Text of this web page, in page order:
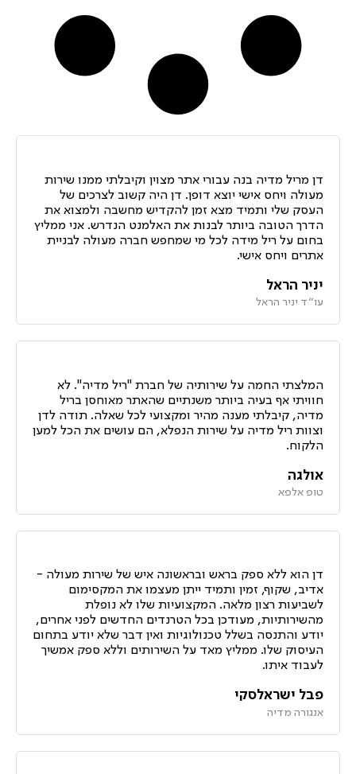
דן מריל מדיה בנה עבורי אתר מצוין וקיבלתי ממנו שירות
מעולה ויחס אישי יוצא דופן. דן היה קשוב לצרכים של
העסק שלי ותמיד מצא זמן להקדיש מחשבה ולמצוא את
הדרך הטובה ביותר לבנות את האלמנט הנדרש. אני ממליץ
בחום על ריל מידה לכל מי שמחפש חברה מעולה לבניית
אתרים ויחס אישי.
יניר הראל
עו״ד יניר הראל
המלצתי החמה על שירותיה של חברת "ריל מדיה". לא
חוויתי אף בעיה ביותר משנתיים שהאתר מאוחסן בריל
מדיה, קיבלתי מענה מהיר ומקצועי לכל שאלה. תודה לדן
וצוות ריל מדיה על שירות הנפלא, הם עושים את הכל למען
הלקוח.
אולגה
טופ אלפא
דן הוא ללא ספק בראש ובראשונה איש של שירות מעולה -
אדיב, שקוף, זמין ותמיד ייתן מעצמו את המקסימום
לשביעות רצון מלאה. המקצועיות שלו לא נופלת
מהשירותיות, מעודכן בכל הטרנדים החדשים לפני אחרים,
יודע והתנסה בשלל טכנולוגיות ואין דבר שלא יודע בתחום
העיסוק שלו. ממליץ מאד על השירותים וללא ספק אמשיך
לעבוד איתו.
פבל ישראלסקי
אנגורה מדיה